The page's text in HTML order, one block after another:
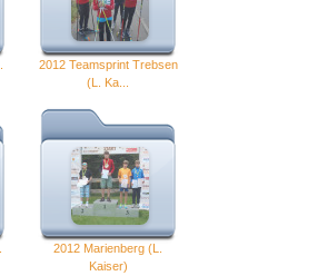
2012 Teamsprint Trebsen
(L. Ka...
2012 Marienberg (L.
Kaiser)